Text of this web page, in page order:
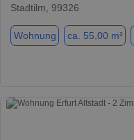
Stadtilm, 99326
Wohnung ca. 55,00 m²